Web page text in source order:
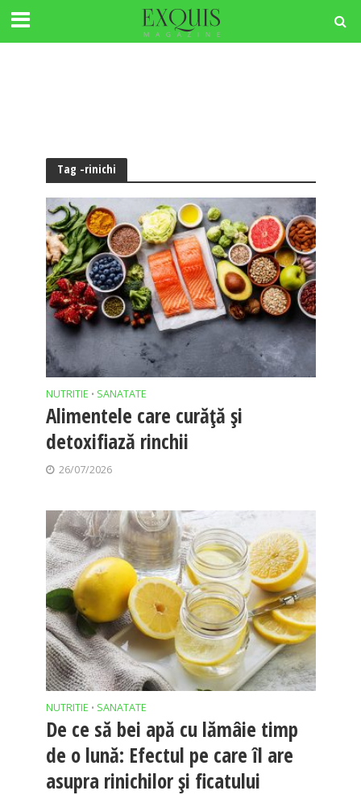
Tag -rinichi
NUTRITIE • SANATATE
Alimentele care curăță și
detoxifiază rinchii
26/07/2026
NUTRITIE • SANATATE
De ce să bei apă cu lămâie timp
de o lună: Efectul pe care îl are
asupra rinichilor și ficatului